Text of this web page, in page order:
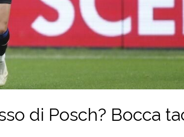
di Posch? Bocca